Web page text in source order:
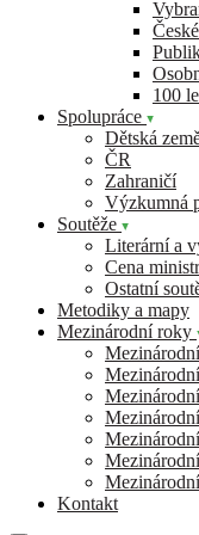
100
Spolupráce
Dětská
ČR
Zahraničí
Výzkumná
Soutěže
Literární a
Cena
Ostatní
Metodiky a mapy
Mezinárodní roky
Kontakt